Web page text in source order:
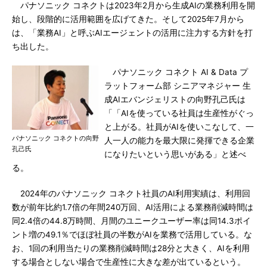
パナソニック コネクトは2023年2月から生成AIの業務利用を開
始し、段階的に活用範囲を広げてきた。そして2025年7月から
は、「業務AI」と呼ぶAIエージェントの活用に注力する方針を打
ち出した。
パナソニック コネクトの向野
孔己氏
パナソニック コネクト AI & Data プ
ラットフォーム部 シニアマネジャー 生
成AIエバンジェリストの向野孔己氏は
「「AIを使っている社員は生産性がぐっ
と上がる。社員がAIを使いこなして、一
人一人の能力を最大限に発揮できる企業
になりたいという思いがある」と述べ
る。
2024年のパナソニック コネクト社員のAI利用実績は、利用回
数が前年比約1.7倍の年間240万回、AI活用による業務削減時間は
同2.4倍の44.8万時間、月間のユニークユーザー率は同14.3ポイ
ント増の49.1％でほぼ社員の半数がAIを業務で活用している。な
お、1回の利用当たりの業務削減時間は28分と大きく、AIを利用
する場合としない場合で生産性に大きな差が出ているという。